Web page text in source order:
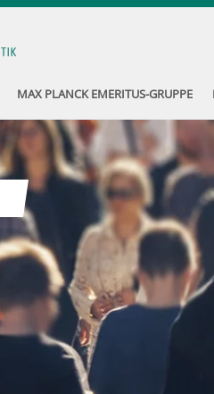
MAX PLANCK EMERITUS-GRUPPE